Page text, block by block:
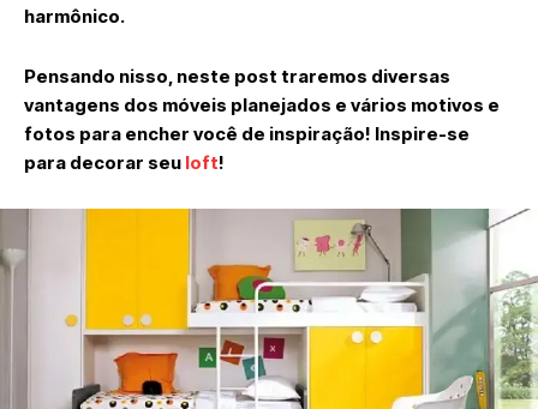
harmônico.
Pensando nisso, neste post traremos diversas
vantagens dos móveis planejados e vários motivos e
fotos para encher você de inspiração! Inspire-se
para decorar seu loft!